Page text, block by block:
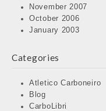
November 2007
October 2006
January 2003
Categories
Atletico Carboneiro
Blog
CarboLibri